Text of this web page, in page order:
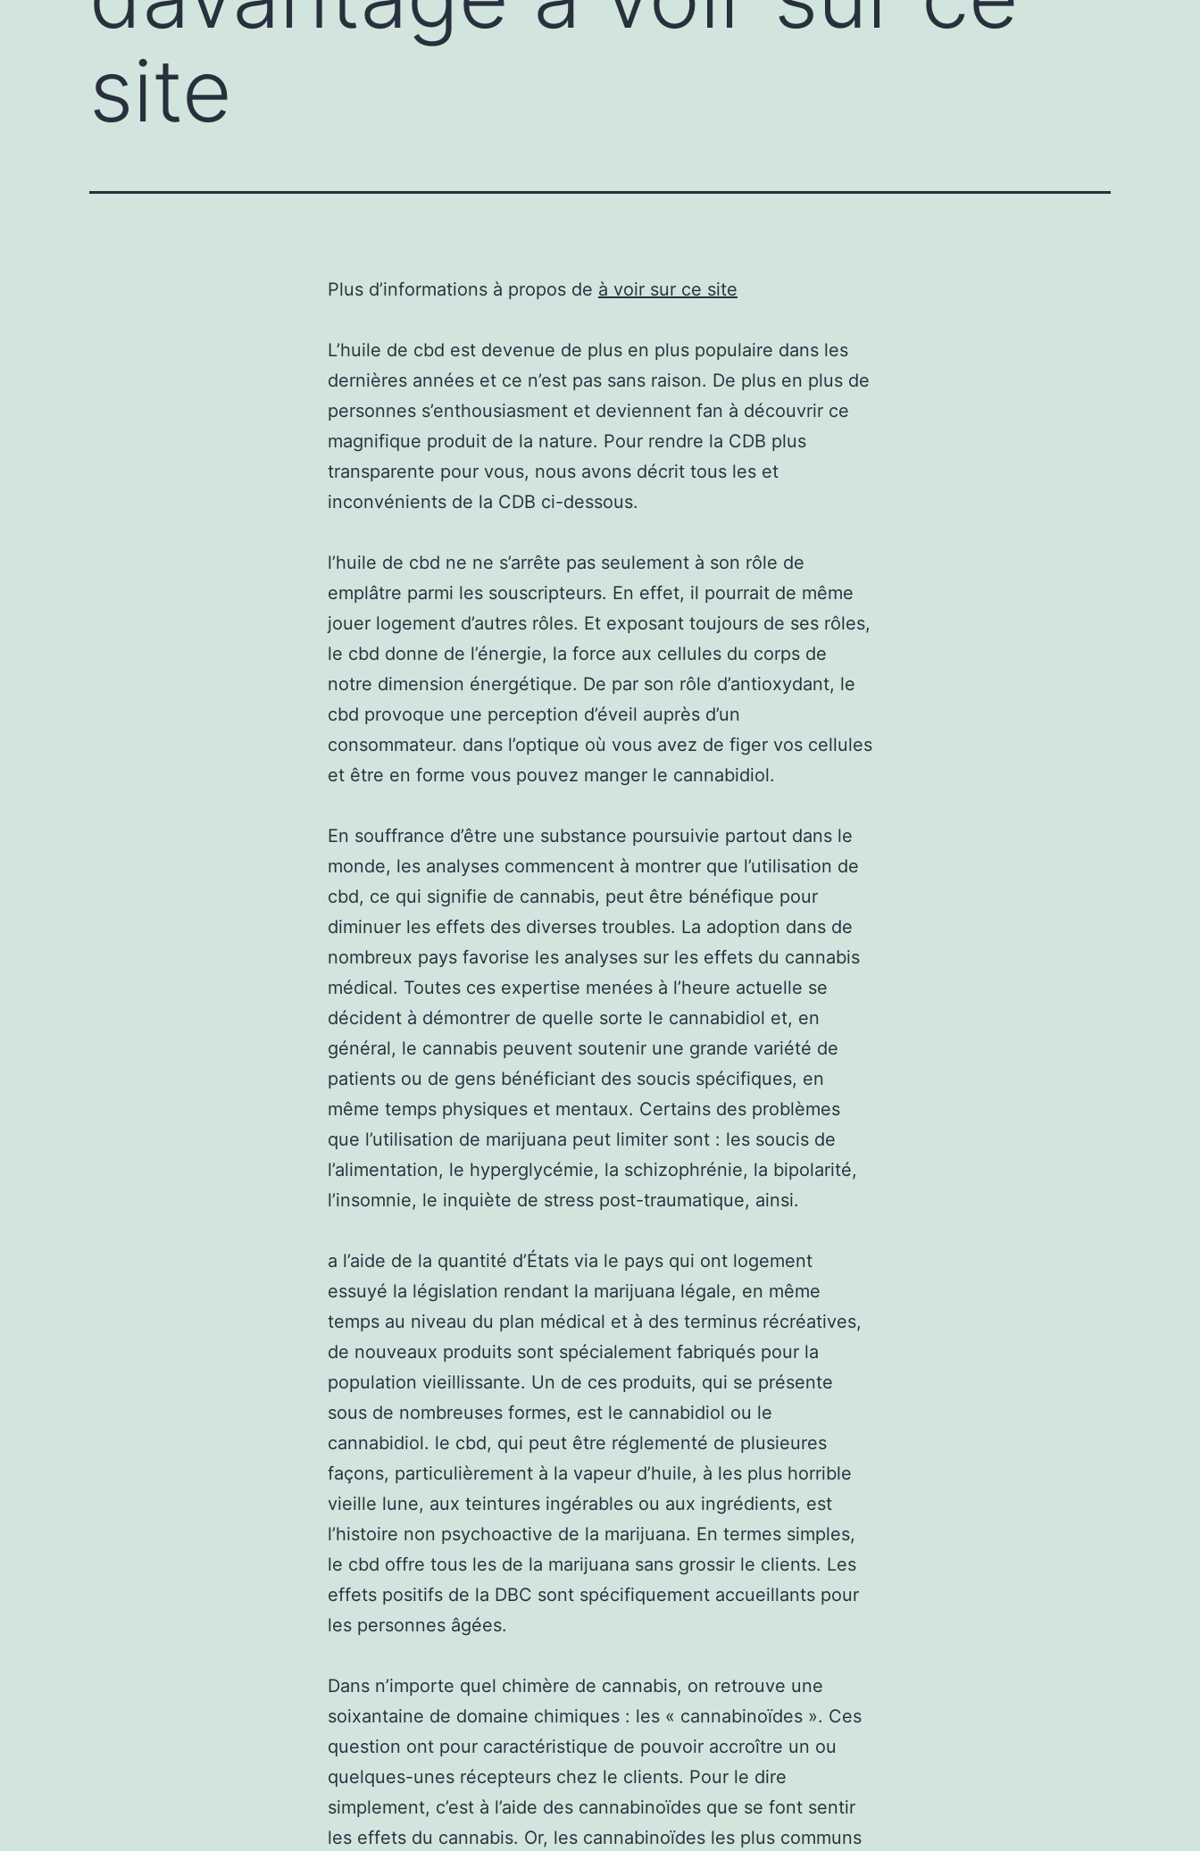
site
Plus d’informations à propos de à voir sur ce site
L’huile de cbd est devenue de plus en plus populaire dans les
dernières années et ce n’est pas sans raison. De plus en plus de
personnes s’enthousiasment et deviennent fan à découvrir ce
magnifique produit de la nature. Pour rendre la CDB plus
transparente pour vous, nous avons décrit tous les et
inconvénients de la CDB ci-dessous.
l’huile de cbd ne ne s’arrête pas seulement à son rôle de
emplâtre parmi les souscripteurs. En effet, il pourrait de même
jouer logement d’autres rôles. Et exposant toujours de ses rôles,
le cbd donne de l’énergie, la force aux cellules du corps de
notre dimension énergétique. De par son rôle d’antioxydant, le
cbd provoque une perception d’éveil auprès d’un
consommateur. dans l’optique où vous avez de figer vos cellules
et être en forme vous pouvez manger le cannabidiol.
En souffrance d’être une substance poursuivie partout dans le
monde, les analyses commencent à montrer que l’utilisation de
cbd, ce qui signifie de cannabis, peut être bénéfique pour
diminuer les effets des diverses troubles. La adoption dans de
nombreux pays favorise les analyses sur les effets du cannabis
médical. Toutes ces expertise menées à l’heure actuelle se
décident à démontrer de quelle sorte le cannabidiol et, en
général, le cannabis peuvent soutenir une grande variété de
patients ou de gens bénéficiant des soucis spécifiques, en
même temps physiques et mentaux. Certains des problèmes
que l’utilisation de marijuana peut limiter sont : les soucis de
l’alimentation, le hyperglycémie, la schizophrénie, la bipolarité,
l’insomnie, le inquiète de stress post-traumatique, ainsi.
a l’aide de la quantité d’États via le pays qui ont logement
essuyé la législation rendant la marijuana légale, en même
temps au niveau du plan médical et à des terminus récréatives,
de nouveaux produits sont spécialement fabriqués pour la
population vieillissante. Un de ces produits, qui se présente
sous de nombreuses formes, est le cannabidiol ou le
cannabidiol. le cbd, qui peut être réglementé de plusieures
façons, particulièrement à la vapeur d’huile, à les plus horrible
vieille lune, aux teintures ingérables ou aux ingrédients, est
l’histoire non psychoactive de la marijuana. En termes simples,
le cbd offre tous les de la marijuana sans grossir le clients. Les
effets positifs de la DBC sont spécifiquement accueillants pour
les personnes âgées.
Dans n’importe quel chimère de cannabis, on retrouve une
soixantaine de domaine chimiques : les « cannabinoïdes ». Ces
question ont pour caractéristique de pouvoir accroître un ou
quelques-unes récepteurs chez le clients. Pour le dire
simplement, c’est à l’aide des cannabinoïdes que se font sentir
les effets du cannabis. Or, les cannabinoïdes les plus communs